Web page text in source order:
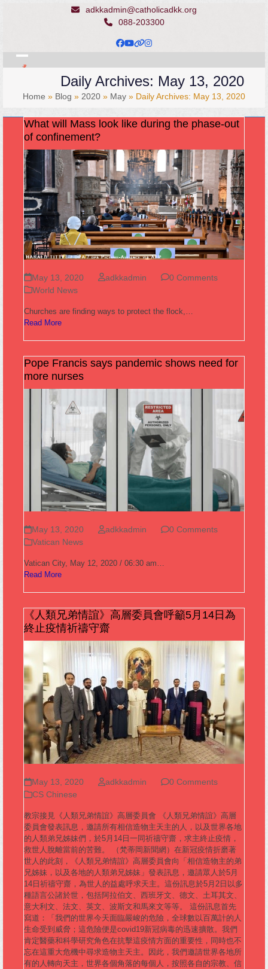
adkkadmin@catholicadkk.org
088-203300
Facebook
YouTube
Website
Instagram
Open
Close
Daily Archives: May 13, 2020
Home » Blog » 2020 » May » Daily Archives: May 13, 2020
What will Mass look like during the phase-out
of confinement?
May 13, 2020 adkkadmin
0 Comments
World News
Churches are finding ways to protect the flock,…
Read More
Pope Francis says pandemic shows need for
more nurses
May 13, 2020 adkkadmin
0 Comments
Vatican News
Vatican City, May 12, 2020 / 06:30 am…
Read More
《人類兄弟情誼》高層委員會呼籲5月14日為
終止疫情祈禱守齋
May 13, 2020 adkkadmin
0 Comments
CS Chinese
教宗接見《人類兄弟情誼》高層委員會 《人類兄弟情誼》高層
委員會發表訊息，邀請所有相信造物主天主的人，以及世界各地
的人類弟兄姊妹們，於5月14日一同祈禱守齋，求主終止疫情，
救世人脫離當前的苦難。 （梵蒂岡新聞網）在新冠疫情折磨著
世人的此刻，《人類兄弟情誼》高層委員會向「相信造物主的弟
兄姊妹，以及各地的人類弟兄姊妹」發表訊息，邀請眾人於5月
14日祈禱守齋，為世人的益處呼求天主。這份訊息於5月2日以多
種語言公諸於世，包括阿拉伯文、西班牙文、德文、土耳其文、
意大利文、法文、英文、波斯文和馬來文等等。 這份訊息首先
寫道：「我們的世界今天面臨嚴峻的危險，全球數以百萬計的人
生命受到威脅；這危險便是covid19新冠病毒的迅速擴散。我們
肯定醫藥和科學研究角色在抗擊這疫情方面的重要性，同時也不
忘在這重大危機中尋求造物主天主。因此，我們邀請世界各地所
有的人轉向天主，世界各個角落的每個人，按照各自的宗教、信